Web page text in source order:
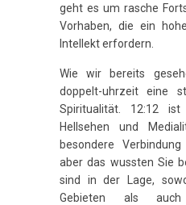
geht es um rasche
Vorhaben, die ein
Intellekt erfordern.
Wie wir bereits
doppelt-uhrzeit eine
Spiritualität. 12:12 ist
Hellsehen und
besondere
aber das wussten Sie
sind in der Lage,
Gebieten als